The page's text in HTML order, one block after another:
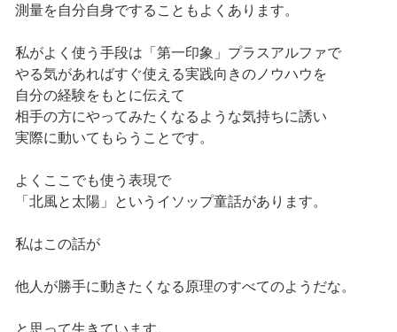
測量を自分自身ですることもよくあります。
私がよく使う手段は「第一印象」プラスアルファで
やる気があればすぐ使える実践向きのノウハウを
自分の経験をもとに伝えて
相手の方にやってみたくなるような気持ちに誘い
実際に動いてもらうことです。
よくここでも使う表現で
「北風と太陽」というイソップ童話があります。
私はこの話が
他人が勝手に動きたくなる原理のすべてのようだな。
と思って生きています。